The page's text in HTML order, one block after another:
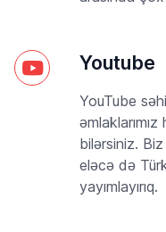
Youtube
YouTube
bilərsiniz.
eləcə də
yayımlayırıq.